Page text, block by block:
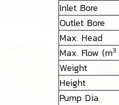
Inlet Bore
Outlet Bore
Max. Head
Max. Flow (m3
Weight
Height
Pump Dia